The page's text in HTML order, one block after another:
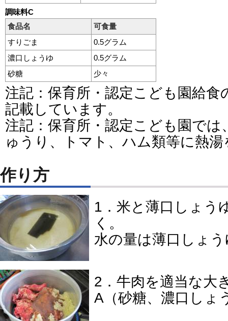
調味料C
食品名
可食量
すりごま
0.5グラム
濃口しょうゆ
0.5グラム
砂糖
少々
注記：保育所・認定こども園給食
記載しています。
注記：保育所・認定こども園では
ゅうり、トマト、ハム類等に熱
作り方
1．米と薄口しょう
く。
水の量は薄口しょ
2．牛肉を適当な大
A（砂糖、濃口しょ